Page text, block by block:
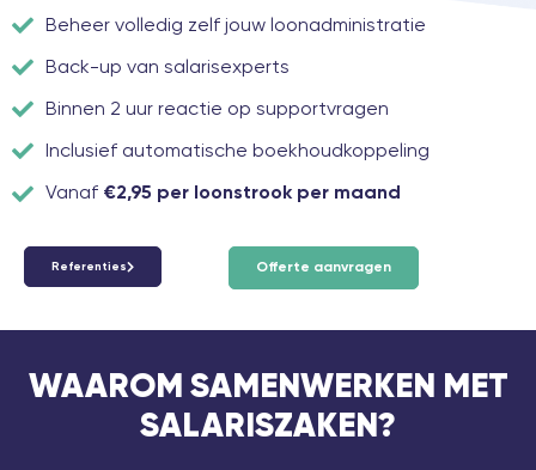
Beheer volledig zelf jouw loonadministratie
Back-up van salarisexperts
Binnen 2 uur reactie op supportvragen
Inclusief automatische boekhoudkoppeling
Vanaf €2,95 per loonstrook per maand
Referenties Offerte aanvragen
WAAROM SAMENWERKEN MET
SALARISZAKEN?